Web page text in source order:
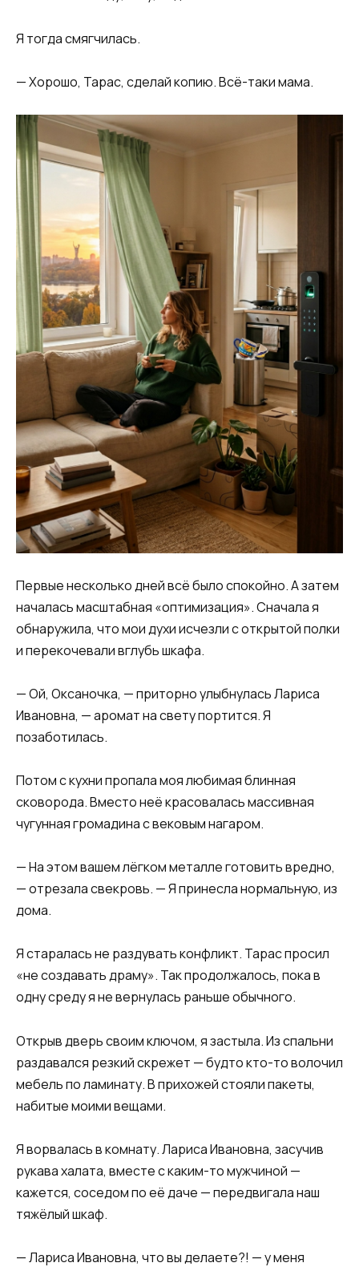
Я тогда смягчилась.
— Хорошо, Тарас, сделай копию. Всё-таки мама.
Первые несколько дней всё было спокойно. А затем
началась масштабная «оптимизация». Сначала я
обнаружила, что мои духи исчезли с открытой полки
и перекочевали вглубь шкафа.
— Ой, Оксаночка, — приторно улыбнулась Лариса
Ивановна, — аромат на свету портится. Я
позаботилась.
Потом с кухни пропала моя любимая блинная
сковорода. Вместо неё красовалась массивная
чугунная громадина с вековым нагаром.
— На этом вашем лёгком металле готовить вредно,
— отрезала свекровь. — Я принесла нормальную, из
дома.
Я старалась не раздувать конфликт. Тарас просил
«не создавать драму». Так продолжалось, пока в
одну среду я не вернулась раньше обычного.
Открыв дверь своим ключом, я застыла. Из спальни
раздавался резкий скрежет — будто кто-то волочил
мебель по ламинату. В прихожей стояли пакеты,
набитые моими вещами.
Я ворвалась в комнату. Лариса Ивановна, засучив
рукава халата, вместе с каким-то мужчиной —
кажется, соседом по её даче — передвигала наш
тяжёлый шкаф.
— Лариса Ивановна, что вы делаете?! — у меня